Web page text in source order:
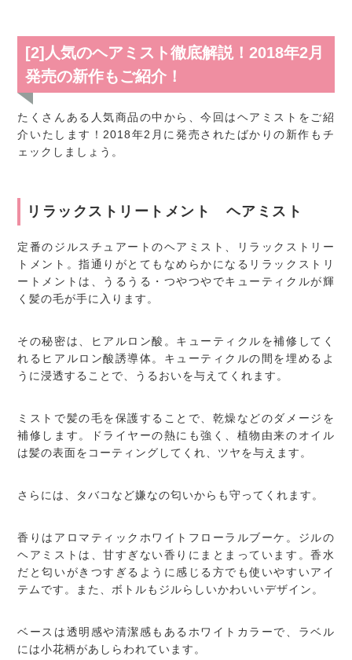
[2]人気のヘアミスト徹底解説！2018年2月
発売の新作もご紹介！
たくさんある人気商品の中から、今回はヘアミストをご紹
介いたします！2018年2月に発売されたばかりの新作もチ
ェックしましょう。
リラックストリートメント ヘアミスト
定番のジルスチュアートのヘアミスト、リラックストリー
トメント。指通りがとてもなめらかになるリラックストリ
ートメントは、うるうる・つやつやでキューティクルが輝
く髪の毛が手に入ります。
その秘密は、ヒアルロン酸。キューティクルを補修してく
れるヒアルロン酸誘導体。キューティクルの間を埋めるよ
うに浸透することで、うるおいを与えてくれます。
ミストで髪の毛を保護することで、乾燥などのダメージを
補修します。ドライヤーの熱にも強く、植物由来のオイル
は髪の表面をコーティングしてくれ、ツヤを与えます。
さらには、タバコなど嫌なの匂いからも守ってくれます。
香りはアロマティックホワイトフローラルブーケ。ジルの
ヘアミストは、甘すぎない香りにまとまっています。香水
だと匂いがきつすぎるように感じる方でも使いやすいアイ
テムです。また、ボトルもジルらしいかわいいデザイン。
ベースは透明感や清潔感もあるホワイトカラーで、ラベル
には小花柄があしらわれています。